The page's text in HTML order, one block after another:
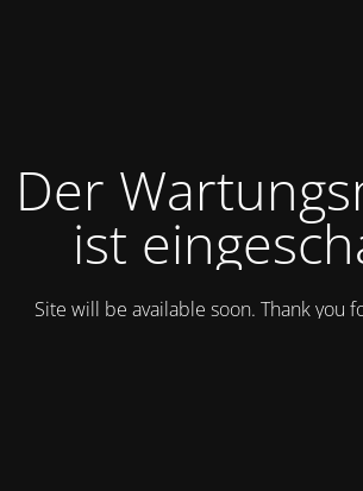
Der
ist
Site will be available soon. Thank you